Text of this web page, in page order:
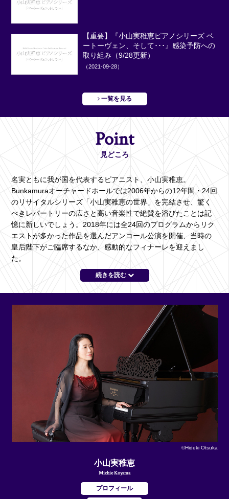
【重要】『小山実稚恵ピアノシリーズ ベ
ートーヴェン、そして･･･』感染予防への
取り組み（9/28更新）
（2021-09-28）
一覧を見る
Point
見どころ
名実ともに我が国を代表するピアニスト、小山実稚恵。
Bunkamuraオーチャードホールでは2006年からの12年間・24回
のリサイタルシリーズ「小山実稚恵の世界」を完結させ、驚く
べきレパートリーの広さと高い音楽性で絶賛を浴びたことは記
憶に新しいでしょう。2018年には全24回のプログラムからリク
エストが多かった作品を選んだアンコール公演を開催、当時の
皇后陛下がご臨席するなか、感動的なフィナーレを迎えまし
た。
続きを読む
©Hideki Otsuka
小山実稚恵
Michie Koyama
プロフィール